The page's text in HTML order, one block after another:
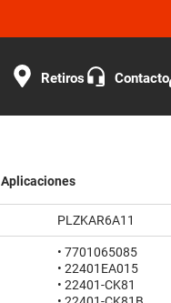
Retiros Contacto
Aplicaciones
PLZKAR6A11
• 7701065085
• 22401EA015
• 22401-CK81